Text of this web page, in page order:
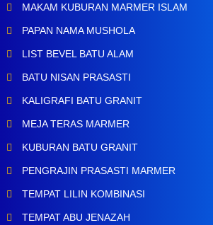
MAKAM KUBURAN MARMER ISLAM
PAPAN NAMA MUSHOLA
LIST BEVEL BATU ALAM
BATU NISAN PRASASTI
KALIGRAFI BATU GRANIT
MEJA TERAS MARMER
KUBURAN BATU GRANIT
PENGRAJIN PRASASTI MARMER
TEMPAT LILIN KOMBINASI
TEMPAT ABU JENAZAH